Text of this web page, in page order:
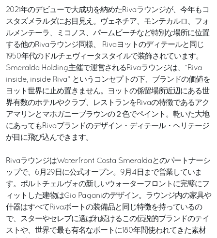
2021年のデビューで大成功を納めたRivaラウンジが、今年もコ
スタズメラルダにお目見え。ヴェネチア、モンテカルロ、フォ
ルメンテーラ、ミコノス、パームビーチなど特別な場所に位置
する他のRivaラウンジ同様、 Rivaヨットのディテールと同じ
1950年代のドルチェヴィータスタイルで装飾されています。
Smeralda Holding主催で運営されるRivaラウンジは、“Riva
inside, inside Riva” というコンセプトの下、ブランドの価値を
ヨット世界に止め置きません。ヨットの係留場所近辺にある世
界有数のホテルやクラブ、レストランをRivaの特徴であるアク
アマリンとマホガニーブラウンの２色でペイント。乾いた大地
にあってもRivaブランドのデザイン・ディテール・ヘリテージ
が目に飛び込んできます。
RivaラウンジはWaterfront Costa Smeraldaとのパートナーシ
ップで、6月29日に公式オープン。9月4日まで営業していま
す。ポルトチェルヴォの新しいウォーターフロントに完璧にフ
ィットした建物はGio Paganiのデザイン。ラウンジ内の家具や
什器はすべてRivaボートの装備品と同じ特徴を持っているの
で、スターやセレブに選ばれ続けるこの伝説的ブランドのテイ
ストや、世界で最も有名なボートに180年間使われてきた素材